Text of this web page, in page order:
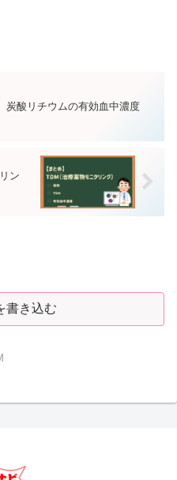
炭酸リチウムの有効血中濃度
ン
書き込む